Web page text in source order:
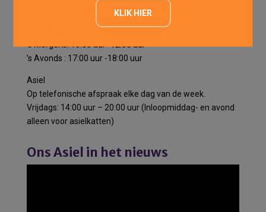
jaar geopend op onderstaande tijden:
’s Morgens: 10:00 uur -12:00 uur
’s Avonds : 17:00 uur -18:00 uur
Asiel
Op telefonische afspraak elke dag van de week.
Vrijdags: 14:00 uur – 20:00 uur (Inloopmiddag- en avond
alleen voor asielkatten)
Ons Asiel in het nieuws
KLIK HIER